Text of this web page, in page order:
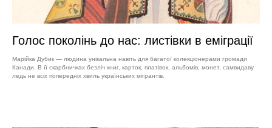
Голос поколінь до нас: листівки в еміграції
Марійка Дубик — людина унікальна навіть для багатої колекціонерами громади
Канади. В її скарбничках безліч книг, карток, платівок, альбомів, монет, самвидаву
ледь не всіх попередніх хвиль українських мігрантів.